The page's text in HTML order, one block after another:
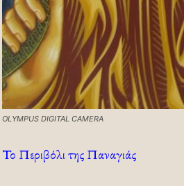
OLYMPUS DIGITAL CAMERA
Το Περιβόλι της Παναγιάς